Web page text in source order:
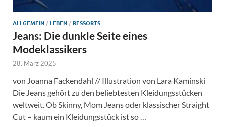
ALLGEMEIN /LEBEN /RESSORTS
Jeans: Die dunkle Seite eines
Modeklassikers
28. März 2025
von Joanna Fackendahl // Illustration von Lara Kaminski
Die Jeans gehört zu den beliebtesten Kleidungsstücken
weltweit. Ob Skinny, Mom Jeans oder klassischer Straight
Cut – kaum ein Kleidungsstück ist so …